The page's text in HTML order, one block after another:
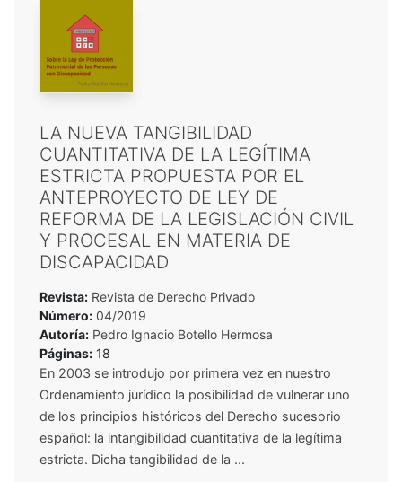
LA NUEVA TANGIBILIDAD
CUANTITATIVA DE LA LEGÍTIMA
ESTRICTA PROPUESTA POR EL
ANTEPROYECTO DE LEY DE
REFORMA DE LA LEGISLACIÓN CIVIL
Y PROCESAL EN MATERIA DE
DISCAPACIDAD
Revista: Revista de Derecho Privado
Número: 04/2019
Autoría: Pedro Ignacio Botello Hermosa
Páginas: 18
En 2003 se introdujo por primera vez en nuestro
Ordenamiento jurídico la posibilidad de vulnerar uno
de los principios históricos del Derecho sucesorio
español: la intangibilidad cuantitativa de la legítima
estricta. Dicha tangibilidad de la ...